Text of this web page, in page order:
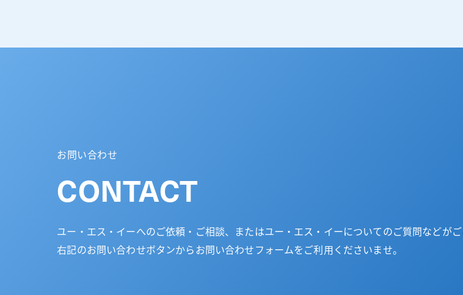
お問い合わせ
CONTACT
ユー・エス・イーへのご依頼・ご相談、またはユー・エス・イーについてのご質問などがご
右記のお問い合わせボタンからお問い合わせフォームをご利用くださいませ。